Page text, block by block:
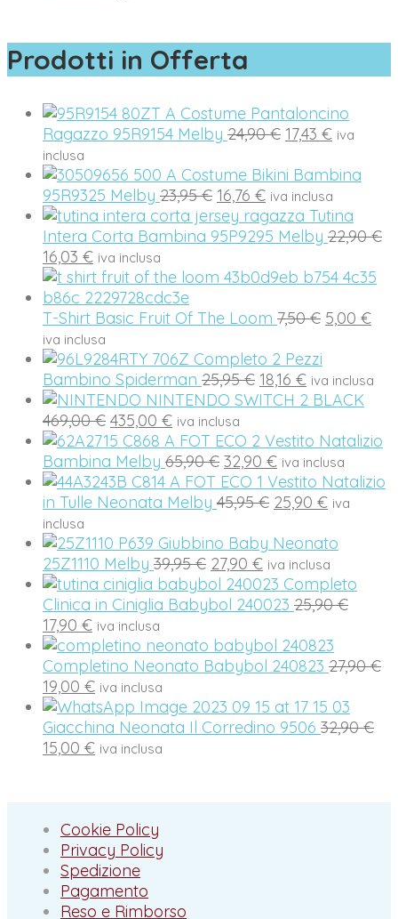
Prodotti in Offerta
Costume Pantaloncino
Ragazzo 95R9154 Melby 24,90€ Il
originale
era:
24,90 €.
17,43 €Il
attuale
è:
17,43 €.
iva
inclusa
Costume Bikini Bambina
95R9325 Melby 23,95€ Il
prezzo
originale
23,95 €.
16,76 €Il
prezzo
attuale
16,76 €.
iva inclusa
Tutina
Intera Corta Bambina 95P9295 Melby 22,90€Il
16,03 €Il
prezzo
attuale
è:
16,03 €.
iva inclusa
T-Shirt Basic Fruit Of The Loom 7,50€ Il
era:
7,50 €.
5,00 €Il
è:
iva inclusa
Completo 2 Pezzi
Bambino Spiderman 25,95€ Il
prezzo
era:
25,95 €.
18,16 €Il
prezzo
è:
18,16 €.
iva inclusa
NINTENDO SWITCH 2 BLACK
469,00€ Il
prezzo
originale
era:
469,00 €.
435,00 €Il
prezzo
attuale
è:
435,00 €.
iva inclusa
Vestito Natalizio
Bambina Melby 65,90€ Il
prezzo
originale
65,90 €.
32,90 €Il
prezzo
attuale
32,90 €.
iva inclusa
Vestito Natalizio
in Tulle Neonata Melby 45,95€ Il
originale
era:
45,95 €.
25,90 €Il
attuale
è:
25,90 €.
iva
inclusa
Giubbino Baby Neonato
25Z1110 Melby 39,95€ Il
prezzo
originale
39,95 €.
27,90 €Il
prezzo
attuale
27,90 €.
iva inclusa
Completo
Clinica in Ciniglia Babybol 240023 25,90€Il
era:
17,90 €Il
prezzo
attuale
è:
17,90 €.
iva inclusa
Completino Neonato Babybol 240823 27,90€Il
19,00 €Il
prezzo
attuale
è:
iva inclusa
Giacchina Neonata Il Corredino 9506 32,90€Il
15,00 €Il
15,00 €.
iva inclusa
Cookie Policy
Privacy Policy
Spedizione
Pagamento
Reso e Rimborso